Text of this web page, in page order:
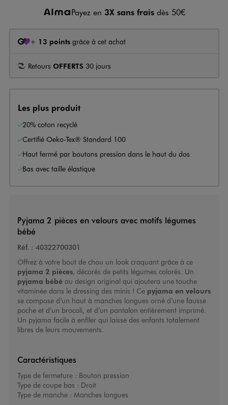
Payez en 3X sans frais dès 50€
+ 13 points grâce à cet achat
Retours OFFERTS 30 jours
Les plus produit
20% coton recyclé
Certifié Oeko-Tex® Standard 100
Haut fermé par boutons pression dans le haut du dos
Bas avec taille élastique
Pyjama 2 pièces en velours avec motifs légumes
bébé
Réf. : 40322700301
Offrez à votre bout de chou un look craquant grâce à ce
pyjama 2 pièces, décorés de petits légumes colorés. Un
pyjama bébéau design original qui ajoutera une touche
vitaminée dans le dressing des minis ! Ce pyjama en velours
se compose d’un haut à manches longues orné d’une fausse
poche et d’un brocoli, et d’un pantalon entièrement imprimé.
Un pyjama facile à enfiler qui laisse des enfants totalement
libres de leurs mouvements.
Caractéristiques
Type de fermeture : Bouton pression
Type de coupe bas : Droit
Type de manche : Manches longues